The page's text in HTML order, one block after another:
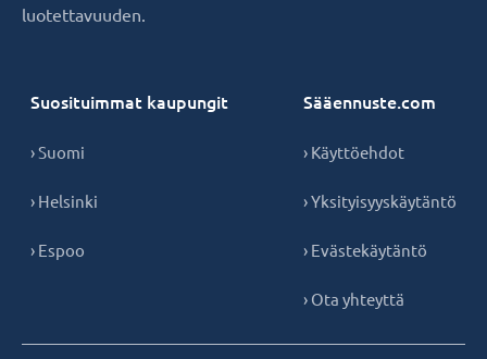
luotettavuuden.
Suosituimmat kaupungit
› Suomi
› Helsinki
› Espoo
Sääennuste.com
› Käyttöehdot
› Yksityisyyskäytäntö
› Evästekäytäntö
› Ota yhteyttä